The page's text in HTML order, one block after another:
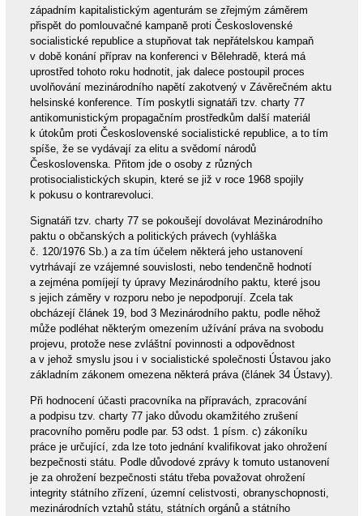
západním kapitalistickým agenturám se zřejmým záměrem
přispět do pomlouvačné kampaně proti Československé
socialistické republice a stupňovat tak nepřátelskou kampaň
v době konání příprav na konferenci v Bělehradě, která má
uprostřed tohoto roku hodnotit, jak dalece postoupil proces
uvolňování mezinárodního napětí zakotvený v Závěrečném aktu
helsinské konference. Tím poskytli signatáři tzv. charty 77
antikomunistickým propagačním prostředkům další materiál
k útokům proti Československé socialistické republice, a to tím
spíše, že se vydávají za elitu a svědomí národů
Československa. Přitom jde o osoby z různých
protisocialistických skupin, které se již v roce 1968 spojily
k pokusu o kontrarevoluci.
Signatáři tzv. charty 77 se pokoušejí dovolávat Mezinárodního
paktu o občanských a politických právech (vyhláška
č. 120/1976 Sb.) a za tím účelem některá jeho ustanovení
vytrhávají ze vzájemné souvislosti, nebo tendenčně hodnotí
a zejména pomíjejí ty úpravy Mezinárodního paktu, které jsou
s jejich záměry v rozporu nebo je nepodporují. Zcela tak
obcházejí článek 19, bod 3 Mezinárodního paktu, podle něhož
může podléhat některým omezením užívání práva na svobodu
projevu, protože nese zvláštní povinnosti a odpovědnost
a v jehož smyslu jsou i v socialistické společnosti Ústavou jako
základním zákonem omezena některá práva (článek 34 Ústavy).
Při hodnocení účasti pracovníka na přípravách, zpracování
a podpisu tzv. charty 77 jako důvodu okamžitého zrušení
pracovního poměru podle par. 53 odst. 1 písm. c) zákoníku
práce je určující, zda lze toto jednání kvalifikovat jako ohrožení
bezpečnosti státu. Podle důvodové zprávy k tomuto ustanovení
je za ohrožení bezpečnosti státu třeba považovat ohrožení
integrity státního zřízení, územní celistvosti, obranyschopnosti,
mezinárodních vztahů státu, státních orgánů a státního